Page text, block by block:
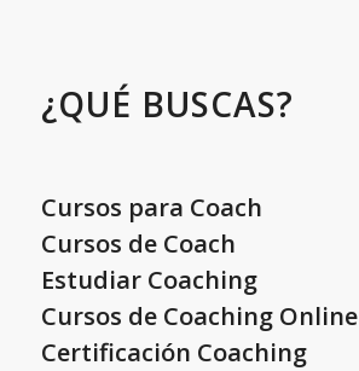
¿QUÉ BUSCAS?
Cursos para Coach
Cursos de Coach
Estudiar Coaching
Cursos de Coaching Online
Certificación Coaching